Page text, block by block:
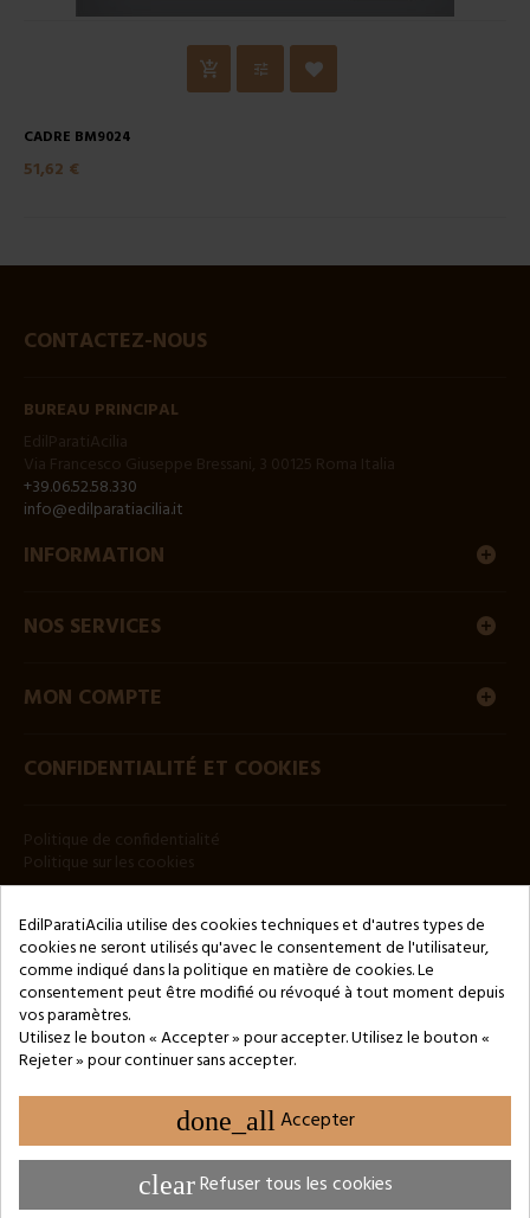
CADRE BM9024
51,62 €
CONTACTEZ-NOUS
BUREAU PRINCIPAL
+39.06.52.58.330
info@edilparatiacilia.it
INFORMATION
NOS SERVICES
MON COMPTE
CONFIDENTIALITÉ ET COOKIES
Copyright © 2024 by 3Enne s.r.l.s. P.IVA/C.F.: 13466181008
Numéro d'enregistrement REA : RM-1449325 - Registre du
Commerce de Rome
Website Developed by M.Borzacchini - TestSide
EdilParatiAcilia utilise des cookies techniques et d'autres types de
cookies ne seront utilisés qu'avec le consentement de l'utilisateur,
comme indiqué dans la politique en matière de cookies. Le
consentement peut être modifié ou révoqué à tout moment depuis
vos paramètres.
Utilisez le bouton « Accepter » pour accepter. Utilisez le bouton «
Rejeter » pour continuer sans accepter.
done_all Accepter
clearRefuser tous les cookies